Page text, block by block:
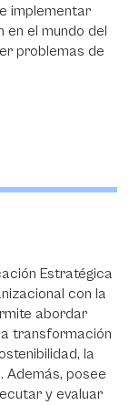
implementar
el mundo del
problemas de
Estratégica
con la
abordar
transformación
la
Además, posee
y evaluar